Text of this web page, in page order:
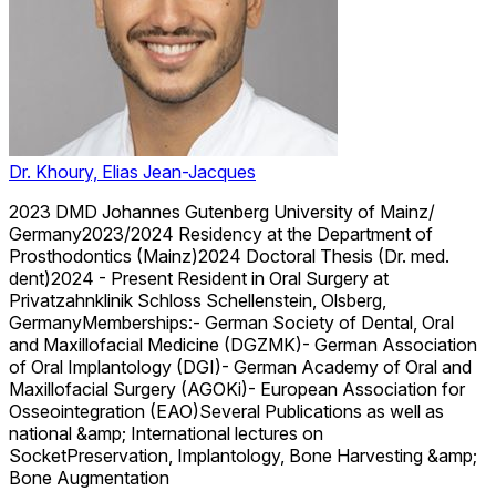
Dr. Khoury, Elias Jean-Jacques
2023 DMD Johannes Gutenberg University of Mainz/
Germany2023/2024 Residency at the Department of
Prosthodontics (Mainz)2024 Doctoral Thesis (Dr. med.
dent)2024 - Present Resident in Oral Surgery at
Privatzahnklinik Schloss Schellenstein, Olsberg,
GermanyMemberships:- German Society of Dental, Oral
and Maxillofacial Medicine (DGZMK)- German Association
of Oral Implantology (DGI)- German Academy of Oral and
Maxillofacial Surgery (AGOKi)- European Association for
Osseointegration (EAO)Several Publications as well as
national &amp; International lectures on
SocketPreservation, Implantology, Bone Harvesting &amp;
Bone Augmentation